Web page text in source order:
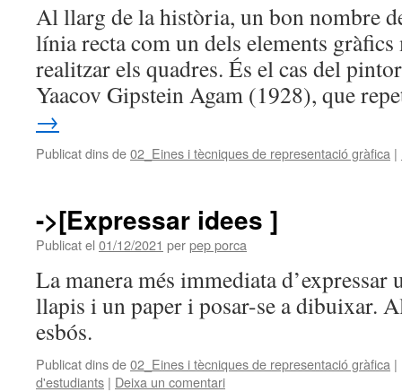
Al llarg de la història, un bon nombre
línia recta com un dels elements
realitzar els quadres. És el cas del
Yaacov Gipstein Agam (1928), que
→
Publicat dins de02_Eines i tècniques de representació gràfica |
->[Expressar idees ]
Publicat el 01/12/2021 perpep porca
La manera més immediata d’expressar
llapis i un paper i posar-se a dibuixar.
esbós.
Publicat dins de02_Eines i tècniques de representació gràfica |
d'estudiants | Deixa un comentari